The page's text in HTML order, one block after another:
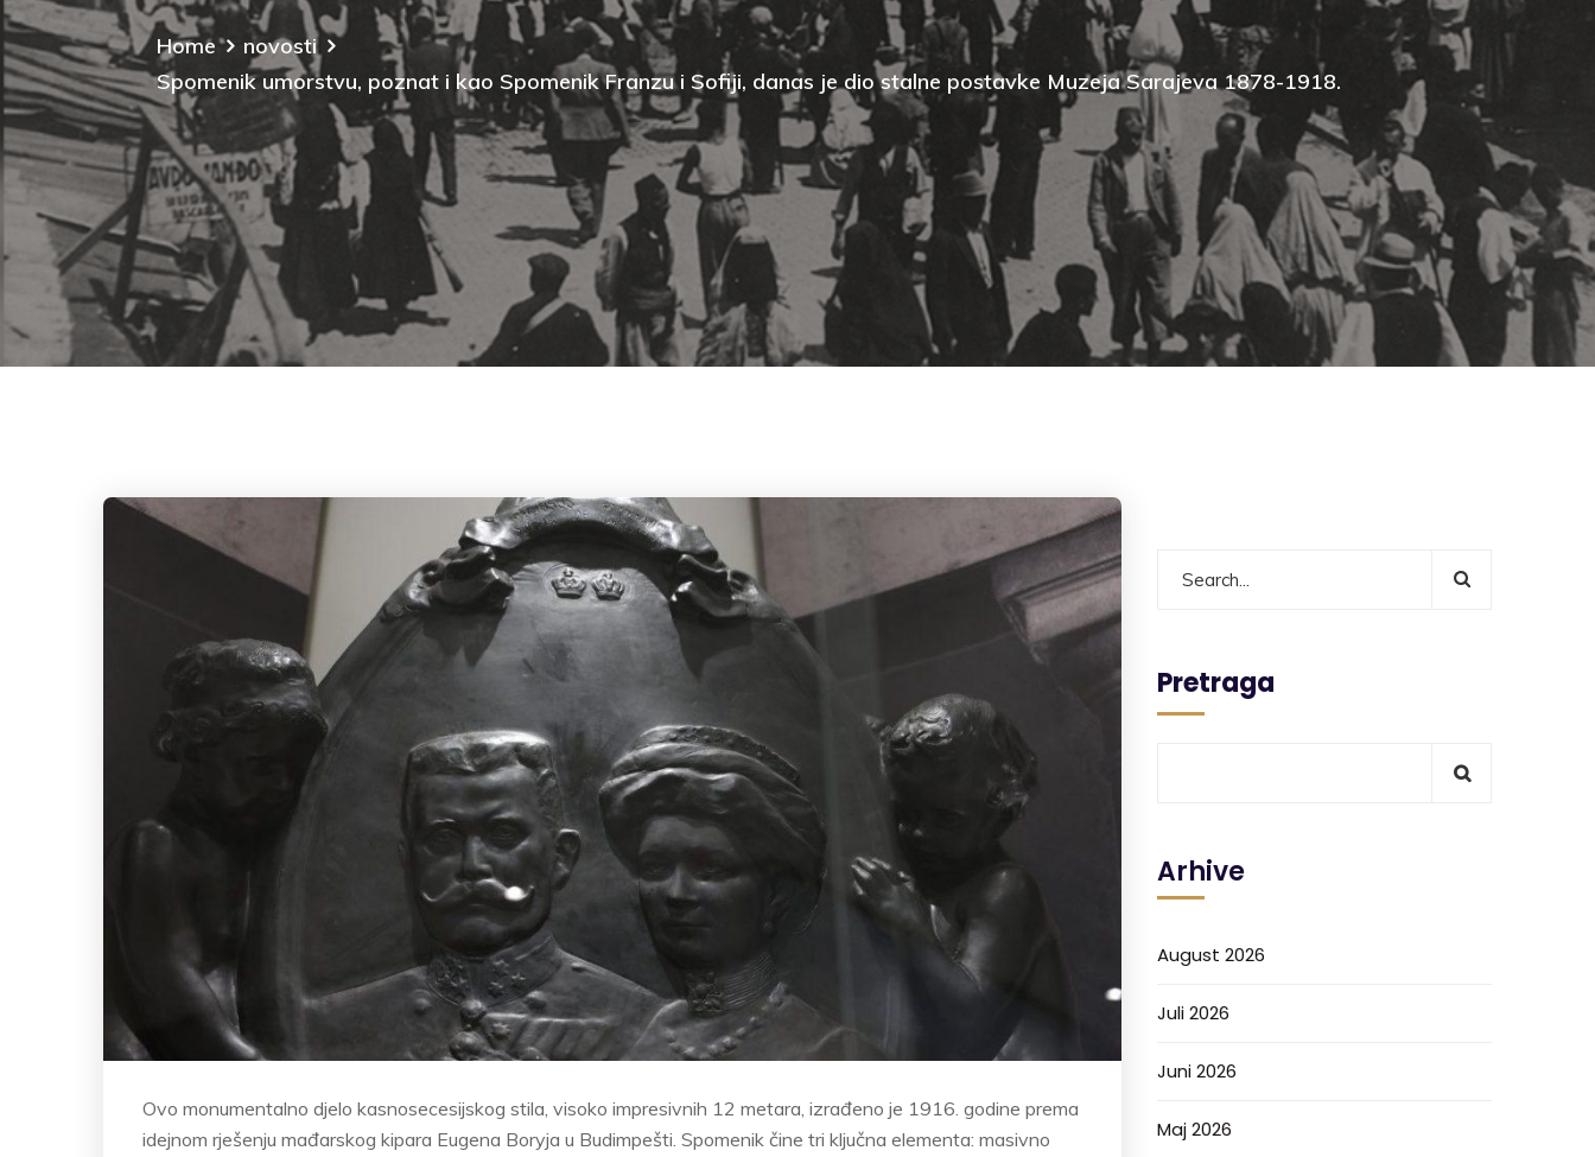
Home
novosti
Spomenik umorstvu, poznat i kao Spomenik Franzu i Sofiji, danas je dio stalne postavke Muzeja Sarajeva 1878-1918.
Ovo monumentalno djelo kasnosecesijskog stila, visoko impresivnih 12 metara, izrađeno je 1916. godine prema
idejnom rješenju mađarskog kipara Eugena Boryja u Budimpešti. Spomenik čine tri ključna elementa: masivno
Pretraga
Arhive
August 2026
Juli 2026
Juni 2026
Maj 2026